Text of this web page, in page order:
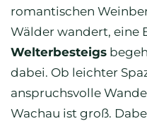
romantischen
Wälder wandert, eine
Welterbesteigs
dabei. Ob leichter
anspruchsvolle
Wachau ist groß.